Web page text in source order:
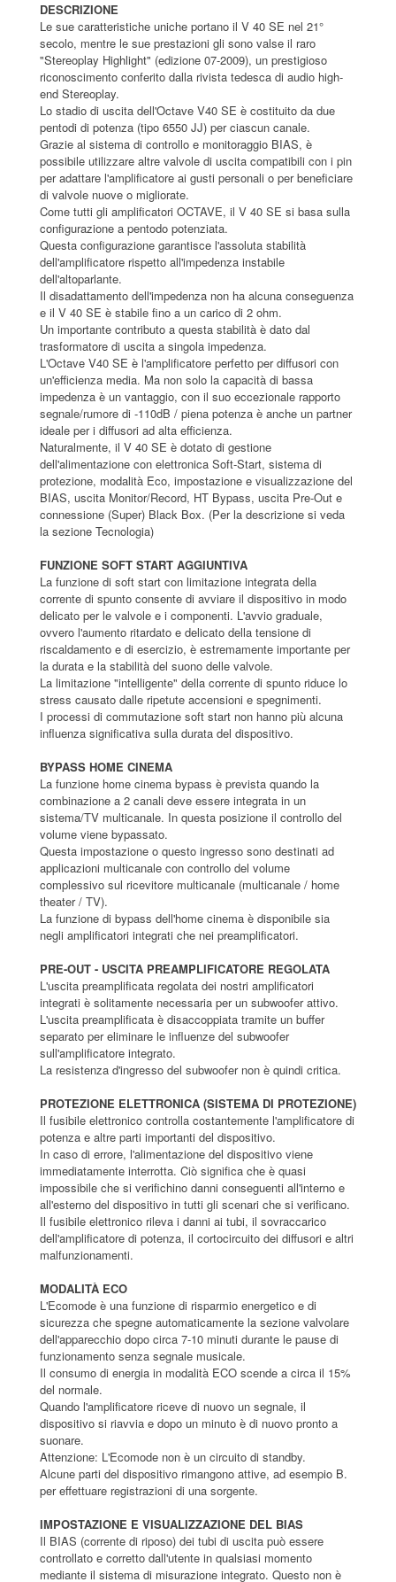
DESCRIZIONE
Le sue caratteristiche uniche portano il V 40 SE nel 21°
secolo, mentre le sue prestazioni gli sono valse il raro
"Stereoplay Highlight" (edizione 07-2009), un prestigioso
riconoscimento conferito dalla rivista tedesca di audio high-
end Stereoplay.
Lo stadio di uscita dell'Octave V40 SE è costituito da due
pentodi di potenza (tipo 6550 JJ) per ciascun canale.
Grazie al sistema di controllo e monitoraggio BIAS, è
possibile utilizzare altre valvole di uscita compatibili con i pin
per adattare l'amplificatore ai gusti personali o per beneficiare
di valvole nuove o migliorate.
Come tutti gli amplificatori OCTAVE, il V 40 SE si basa sulla
configurazione a pentodo potenziata.
Questa configurazione garantisce l'assoluta stabilità
dell'amplificatore rispetto all'impedenza instabile
dell'altoparlante.
Il disadattamento dell'impedenza non ha alcuna conseguenza
e il V 40 SE è stabile fino a un carico di 2 ohm.
Un importante contributo a questa stabilità è dato dal
trasformatore di uscita a singola impedenza.
L'Octave V40 SE è l'amplificatore perfetto per diffusori con
un'efficienza media. Ma non solo la capacità di bassa
impedenza è un vantaggio, con il suo eccezionale rapporto
segnale/rumore di -110dB / piena potenza è anche un partner
ideale per i diffusori ad alta efficienza.
Naturalmente, il V 40 SE è dotato di gestione
dell'alimentazione con elettronica Soft-Start, sistema di
protezione, modalità Eco, impostazione e visualizzazione del
BIAS, uscita Monitor/Record, HT Bypass, uscita Pre-Out e
connessione (Super) Black Box. (Per la descrizione si veda
la sezione Tecnologia)
FUNZIONE SOFT START AGGIUNTIVA
La funzione di soft start con limitazione integrata della
corrente di spunto consente di avviare il dispositivo in modo
delicato per le valvole e i componenti. L'avvio graduale,
ovvero l'aumento ritardato e delicato della tensione di
riscaldamento e di esercizio, è estremamente importante per
la durata e la stabilità del suono delle valvole.
La limitazione "intelligente" della corrente di spunto riduce lo
stress causato dalle ripetute accensioni e spegnimenti.
I processi di commutazione soft start non hanno più alcuna
influenza significativa sulla durata del dispositivo.
BYPASS HOME CINEMA
La funzione home cinema bypass è prevista quando la
combinazione a 2 canali deve essere integrata in un
sistema/TV multicanale. In questa posizione il controllo del
volume viene bypassato.
Questa impostazione o questo ingresso sono destinati ad
applicazioni multicanale con controllo del volume
complessivo sul ricevitore multicanale (multicanale / home
theater / TV).
La funzione di bypass dell'home cinema è disponibile sia
negli amplificatori integrati che nei preamplificatori.
PRE-OUT - USCITA PREAMPLIFICATORE REGOLATA
L'uscita preamplificata regolata dei nostri amplificatori
integrati è solitamente necessaria per un subwoofer attivo.
L'uscita preamplificata è disaccoppiata tramite un buffer
separato per eliminare le influenze del subwoofer
sull'amplificatore integrato.
La resistenza d'ingresso del subwoofer non è quindi critica.
PROTEZIONE ELETTRONICA (SISTEMA DI PROTEZIONE)
Il fusibile elettronico controlla costantemente l'amplificatore di
potenza e altre parti importanti del dispositivo.
In caso di errore, l'alimentazione del dispositivo viene
immediatamente interrotta. Ciò significa che è quasi
impossibile che si verifichino danni conseguenti all'interno e
all'esterno del dispositivo in tutti gli scenari che si verificano.
Il fusibile elettronico rileva i danni ai tubi, il sovraccarico
dell'amplificatore di potenza, il cortocircuito dei diffusori e altri
malfunzionamenti.
MODALITÀ ECO
L'Ecomode è una funzione di risparmio energetico e di
sicurezza che spegne automaticamente la sezione valvolare
dell'apparecchio dopo circa 7-10 minuti durante le pause di
funzionamento senza segnale musicale.
Il consumo di energia in modalità ECO scende a circa il 15%
del normale.
Quando l'amplificatore riceve di nuovo un segnale, il
dispositivo si riavvia e dopo un minuto è di nuovo pronto a
suonare.
Attenzione: L'Ecomode non è un circuito di standby.
Alcune parti del dispositivo rimangono attive, ad esempio B.
per effettuare registrazioni di una sorgente.
IMPOSTAZIONE E VISUALIZZAZIONE DEL BIAS
Il BIAS (corrente di riposo) dei tubi di uscita può essere
controllato e corretto dall'utente in qualsiasi momento
mediante il sistema di misurazione integrato. Questo non è